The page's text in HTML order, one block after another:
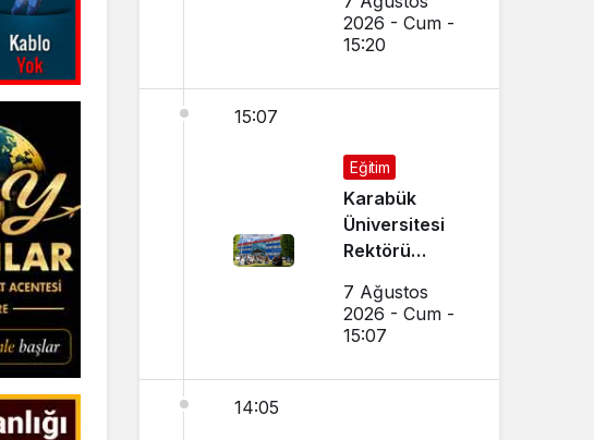
2026 - Cum -
15:20
15:07
Eğitim
Karabük
Üniversitesi
Rektörü
Aday
Öğrencilere
7 Ağustos
2026 - Cum -
15:07
14:05